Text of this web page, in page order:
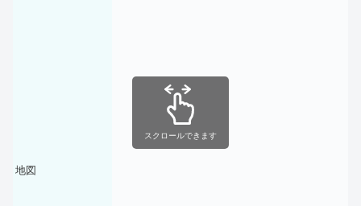
地図
スクロールできます